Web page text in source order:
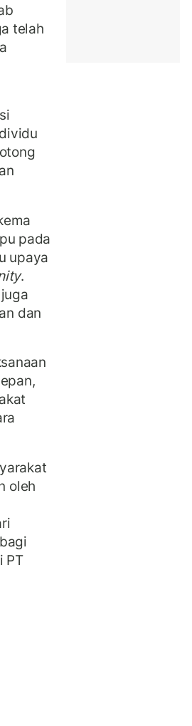
telah
pada
upaya
.
dan
oleh
PT